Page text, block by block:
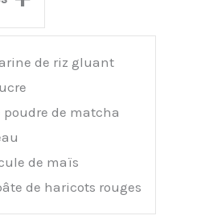
de riz gluant
poudre de matcha
de maïs
de haricots rouges